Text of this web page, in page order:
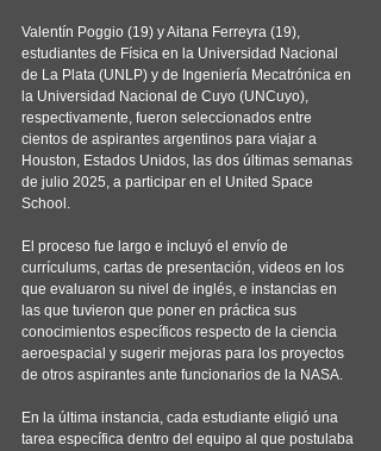
Valentín Poggio (19) y Aitana Ferreyra (19),
estudiantes de Física en la Universidad Nacional
de La Plata (UNLP) y de Ingeniería Mecatrónica en
la Universidad Nacional de Cuyo (UNCuyo),
respectivamente, fueron seleccionados entre
cientos de aspirantes argentinos para viajar a
Houston, Estados Unidos, las dos últimas semanas
de julio 2025, a participar en el United Space
School.
El proceso fue largo e incluyó el envío de
currículums, cartas de presentación, videos en los
que evaluaron su nivel de inglés, e instancias en
las que tuvieron que poner en práctica sus
conocimientos específicos respecto de la ciencia
aeroespacial y sugerir mejoras para los proyectos
de otros aspirantes ante funcionarios de la NASA.
En la última instancia, cada estudiante eligió una
tarea específica dentro del equipo al que postulaba